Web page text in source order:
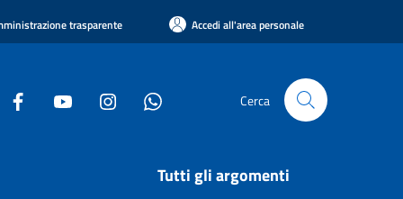
trasparente Accedi all'area personale
Cerca
Tutti gli argomenti